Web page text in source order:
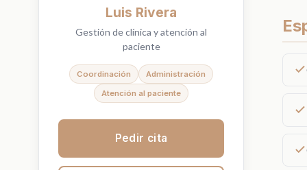
Luis Rivera
Gestión de clínica y atención al
paciente
Coordinación
Administración
Atención al paciente
Pedir cita